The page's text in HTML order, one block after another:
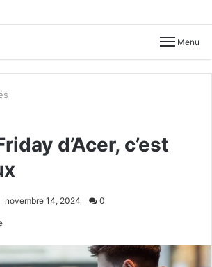
Menu
d’Acer, c’est
novembre 14, 2024 0